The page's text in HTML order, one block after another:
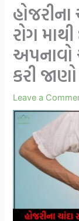
રોગ
કરી જાણો
Leave a